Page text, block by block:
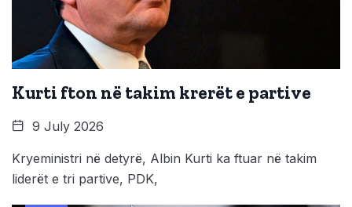
Kurti fton në takim krerët e partive
9 July 2026
Kryeministri në detyrë, Albin Kurti ka ftuar në takim
liderët e tri partive, PDK,